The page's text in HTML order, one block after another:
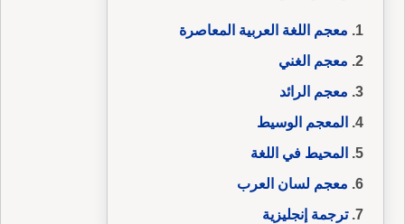
معجم اللغة العربية المعاصرة
معجم الغني
معجم الرائد
المعجم الوسيط
المحيط في اللغة
معجم لسان العرب
ترجمة إنجليزية